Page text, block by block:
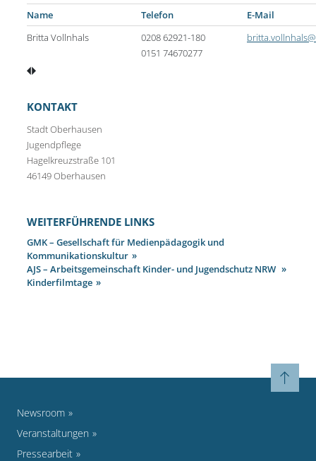
Name Telefon
E-Mail
Britta Vollnhals
0208 62921-180
0151 74670277
KONTAKT
Stadt Oberhausen
Jugendpflege
Hagelkreuzstraße 101
46149 Oberhausen
WEITERFÜHRENDE LINKS
GMK – Gesellschaft für Medienpädagogik und
Kommunikationskultur
AJS – Arbeitsgemeinschaft Kinder- und Jugendschutz NRW
Kinderfilmtage
Newsroom
Veranstaltungen
Pressearbeit